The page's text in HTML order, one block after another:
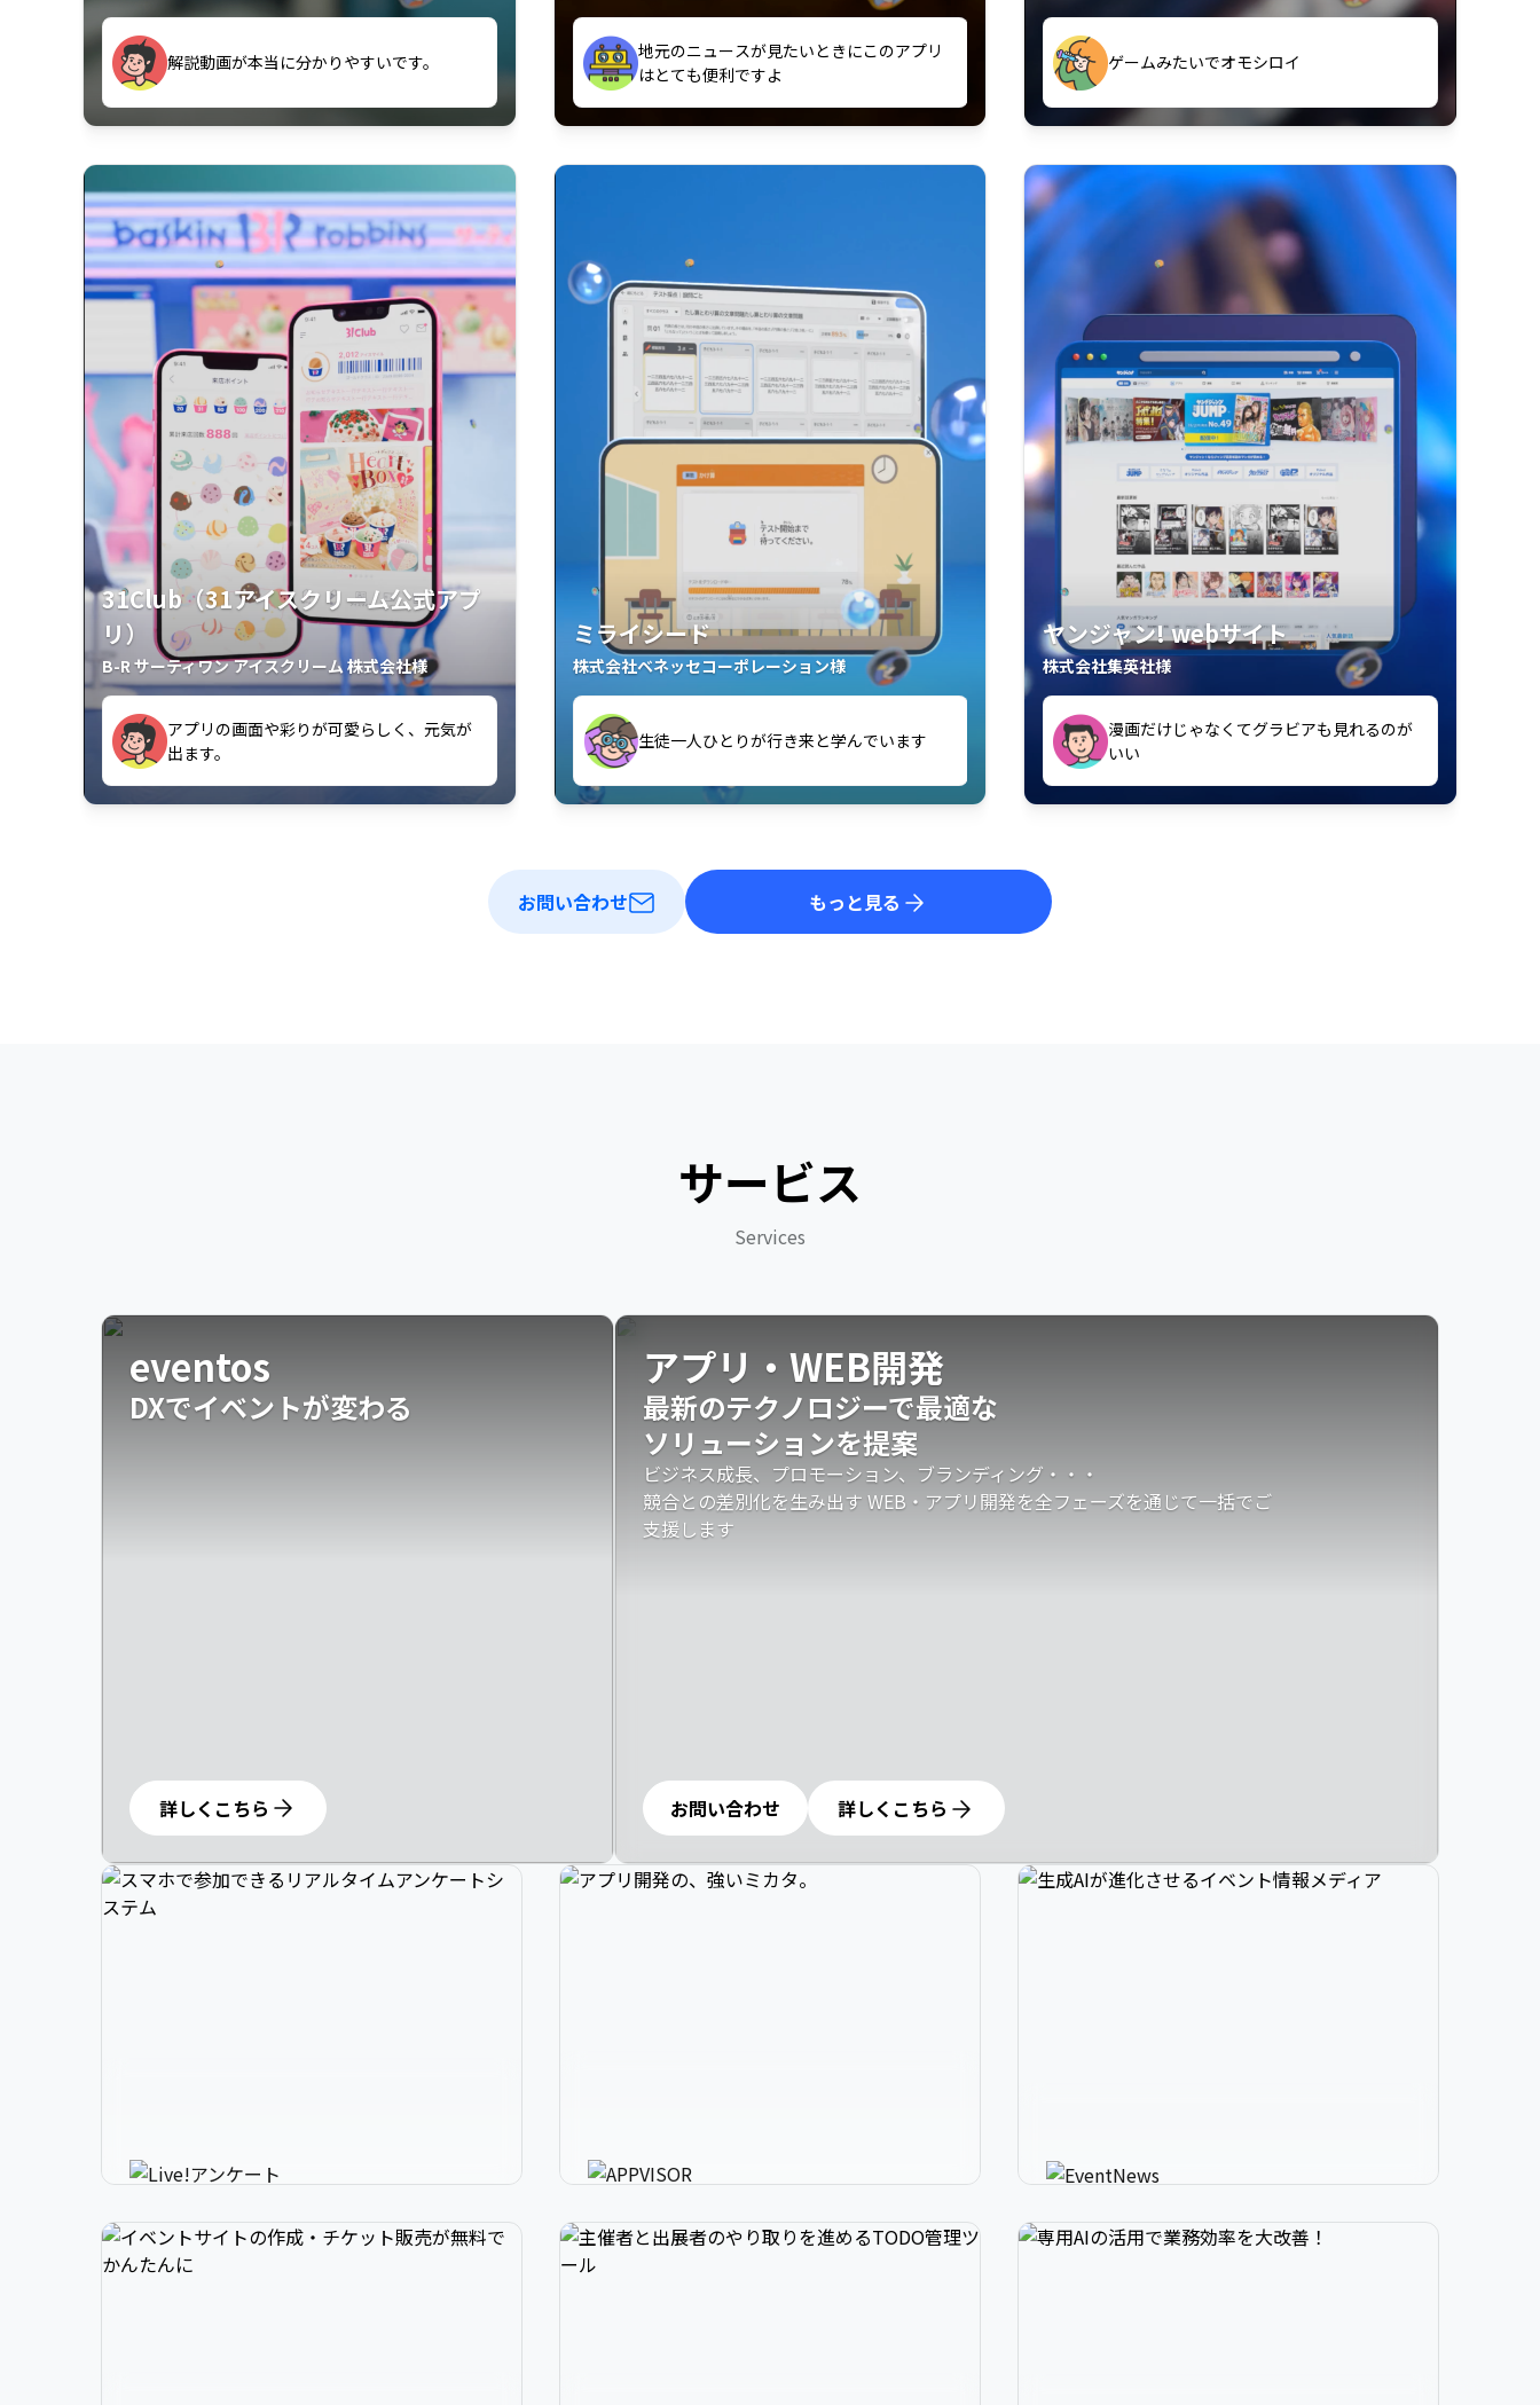
古文漢文を主に使わせていただいている
が、復習するのに非常に役立っている。
解説動画が本当に分かりやすいです。
中京テレビのおもしろ番組が視聴可能地域
外からも見れるの嬉しいポイント
いつも利用させていただいております！
夢中で推しモビを探してビッグサイトで6時
間も滞在してしまった
久々のモーターショーがアプリでもっと楽
しめました
31Club（31アイスクリーム公式アプ
リ）
B-R サーティワン アイスクリーム 株式会社様
使いやすくて、新フレーバーの情報が通知
されるのでよく見ています。
クラスごとに特典があるようなので使うの
が楽しいです。
ミライシード
株式会社ベネッセコーポレーション様
生徒一人ひとりが行き来と学んでいます
い」「解くことが楽しい」を実感していま
ヤンジャン! webサイト
株式会社集英社様
漫画だけじゃなくてグラビアも見れるのが
いい
紙の雑誌買うより安くて助かる
お問い合わせ もっと見る
サービス
Services
eventos
DXでイベントが変わる
詳しくこちら
アプリ・WEB開発
最新のテクノロジーで最適な
ソリューションを提案
ビジネス成長、プロモーション、ブランディング・・・
競合との差別化を生み出す WEB・アプリ開発を全フェーズを通じて一括でご
支援します
お問い合わせ 詳しくこちら
3 1 2 2 2 3 9